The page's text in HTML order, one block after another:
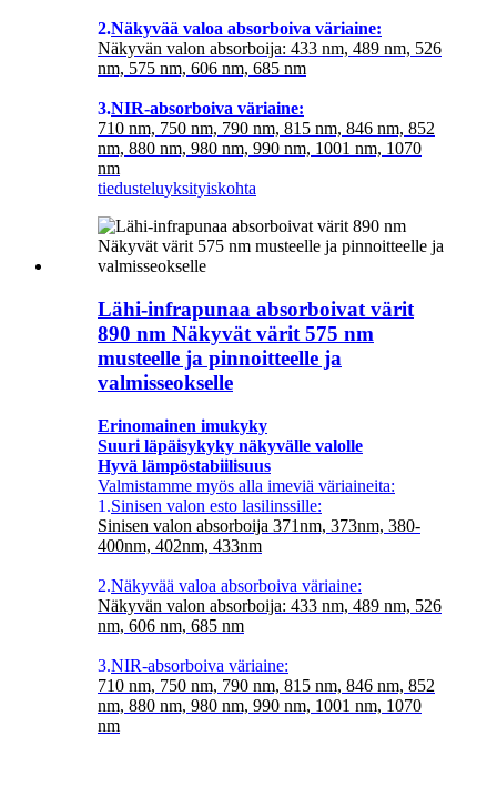
2.Näkyvää valoa absorboiva väriaine:
Näkyvän valon absorboija: 433 nm, 489 nm, 526
nm, 575 nm, 606 nm, 685 nm
3.NIR-absorboiva väriaine:
710 nm, 750 nm, 790 nm, 815 nm, 846 nm, 852
nm, 880 nm, 980 nm, 990 nm, 1001 nm, 1070
nm
tiedusteluyksityiskohta
Lähi-infrapunaa absorboivat värit
890 nm Näkyvät värit 575 nm
musteelle ja pinnoitteelle ja
valmisseokselle
Erinomainen imukyky
Suuri läpäisykyky näkyvälle valolle
Hyvä lämpöstabiilisuus
Valmistamme myös alla imeviä väriaineita:
1.Sinisen valon esto lasilinssille:
Sinisen valon absorboija 371nm, 373nm, 380-
400nm, 402nm, 433nm
2.Näkyvää valoa absorboiva väriaine:
Näkyvän valon absorboija: 433 nm, 489 nm, 526
nm, 606 nm, 685 nm
3.NIR-absorboiva väriaine:
710 nm, 750 nm, 790 nm, 815 nm, 846 nm, 852
nm, 880 nm, 980 nm, 990 nm, 1001 nm, 1070
nm